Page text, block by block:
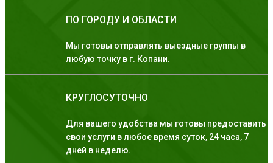
ПО ГОРОДУ И ОБЛАСТИ
Мы готовы отправлять выездные группы в
любую точку в г. Копани.
КРУГЛОСУТОЧНО
Для вашего удобства мы готовы предоставить
свои услуги в любое время суток, 24 часа, 7
дней в неделю.